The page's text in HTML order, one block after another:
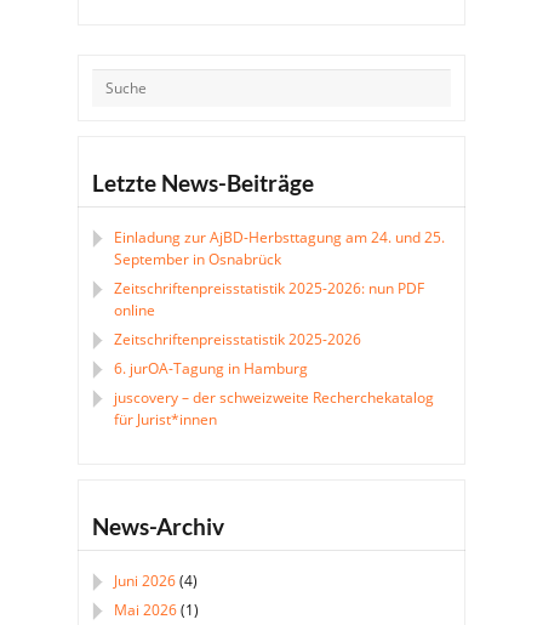
Letzte News-Beiträge
Einladung zur AjBD-Herbsttagung am 24. und 25.
September in Osnabrück
Zeitschriftenpreisstatistik 2025-2026: nun PDF
online
Zeitschriftenpreisstatistik 2025-2026
6. jurOA-Tagung in Hamburg
juscovery – der schweizweite Recherchekatalog
für Jurist*innen
News-Archiv
Juni 2026(4)
Mai 2026(1)